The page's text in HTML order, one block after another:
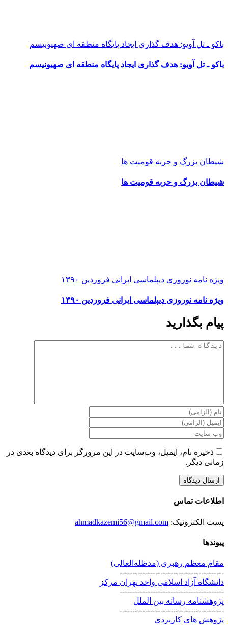
باکو ـ تل آویو: هدف گذاری ایجاد پایگاه منطقه ای صهیونیسم
باکو ـ تل آویو: هدف گذاری ایجاد پایگاه منطقه ای صهیونیسم
شیطان بزرگ و حربه قومیت ها
شیطان بزرگ و حربه قومیت ها
ویژه نامه نوروزی دیپلماسی ایرانی فروردین ۱۳۹۰
ویژه نامه نوروزی دیپلماسی ایرانی فروردین ۱۳۹۰
پیام بگذارید
دیدگاه
ذخیره نام، ایمیل، وب‌سایت در این مرورگر برای دیدگاه بعدی در
زمانی دیگر.
اطلاعات تماس
پست الکترونیک: ahmadkazemi56@gmail.com
پیوندها
مقام معظم رهبری (مد‌ظله‌العالی)
-----------------------------------------
دانشگاه آزاد اسلامی واحد تهران مرکز
-----------------------------------------
پژوهشنامه رسانه بین الملل
-----------------------------------------
پژوهش های کاربردی